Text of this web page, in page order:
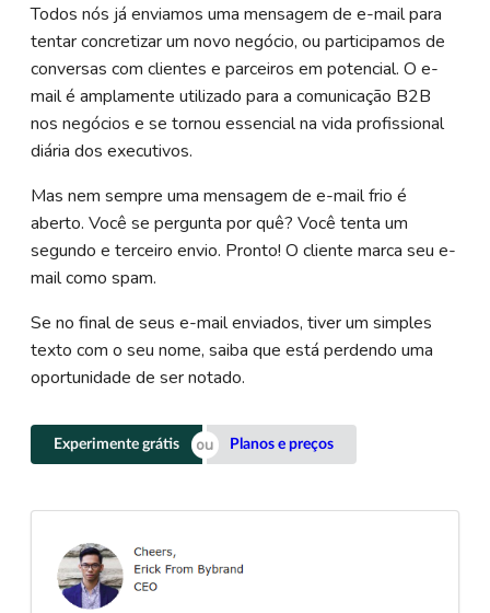
Todos nós já enviamos uma mensagem de e-mail para
tentar concretizar um novo negócio, ou participamos de
conversas com clientes e parceiros em potencial. O e-
mail é amplamente utilizado para a comunicação B2B
nos negócios e se tornou essencial na vida profissional
diária dos executivos.
Mas nem sempre uma mensagem de e-mail frio é
aberto. Você se pergunta por quê? Você tenta um
segundo e terceiro envio. Pronto! O cliente marca seu e-
mail como spam.
Se no final de seus e-mail enviados, tiver um simples
texto com o seu nome, saiba que está perdendo uma
oportunidade de ser notado.
Experimente grátis Planos e preços